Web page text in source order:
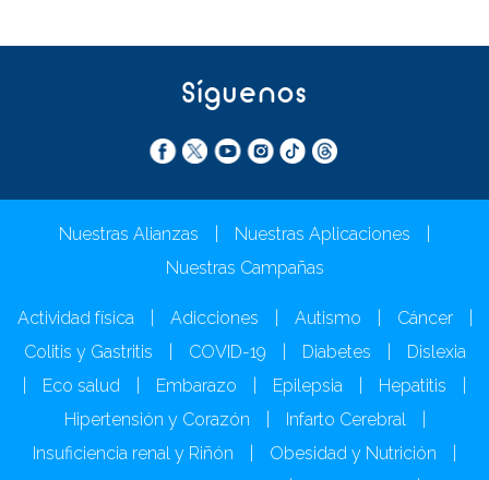
Síguenos
Nuestras Alianzas Nuestras Aplicaciones
Nuestras Campañas
Actividad física Adicciones Autismo Cáncer
Colitis y Gastritis
COVID-19 Diabetes
Dislexia
Eco salud Embarazo Epilepsia Hepatitis
Hipertensión y Corazón
Infarto Cerebral
Insuficiencia renal y Riñón
Obesidad y Nutrición